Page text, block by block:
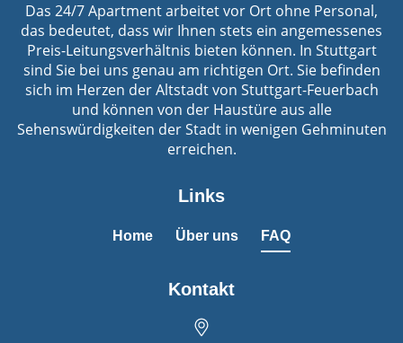
Das 24/7 Apartment arbeitet vor Ort ohne Personal,
das bedeutet, dass wir Ihnen stets ein angemessenes
Preis-Leitungsverhältnis bieten können. In Stuttgart
sind Sie bei uns genau am richtigen Ort. Sie befinden
sich im Herzen der Altstadt von Stuttgart-Feuerbach
und können von der Haustüre aus alle
Sehenswürdigkeiten der Stadt in wenigen Gehminuten
erreichen.
Links
Home Über uns FAQ
Kontakt